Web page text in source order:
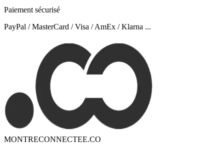
Paiement sécurisé
PayPal / MasterCard / Visa / AmEx / Klarna ...
MONTRECONNECTEE.CO